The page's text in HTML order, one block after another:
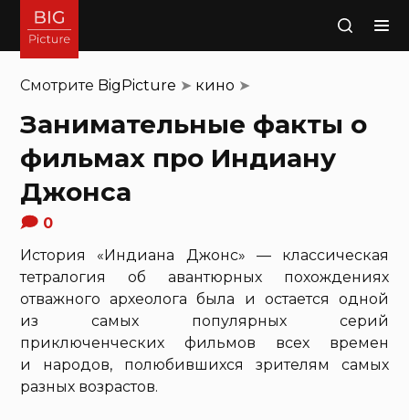
Поиск
Смотрите BigPicture ➤ кино ➤
Занимательные факты о
фильмах про Индиану
Джонса
0
История «Индиана Джонс» — классическая
тетралогия об авантюрных похождениях
отважного археолога была и остается одной
из самых популярных серий
приключенческих фильмов всех времен
и народов, полюбившихся зрителям самых
разных возрастов.